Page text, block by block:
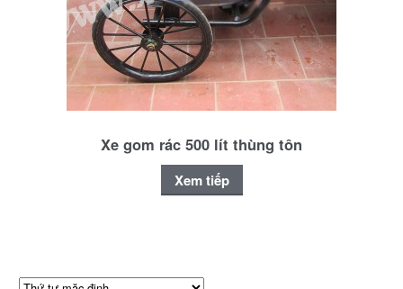
Xe gom rác 500 lít thùng tôn
Xem tiếp